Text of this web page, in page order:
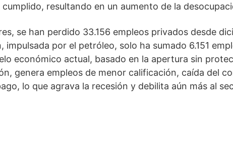
resultando en un aumento de la
se han perdido 33.156 empleos privados desde
impulsada por el petróleo, solo ha sumado 6.151
económico actual, basado en la apertura sin
genera empleos de menor calificación, caída del
lo que agrava la recesión y debilita aún más al